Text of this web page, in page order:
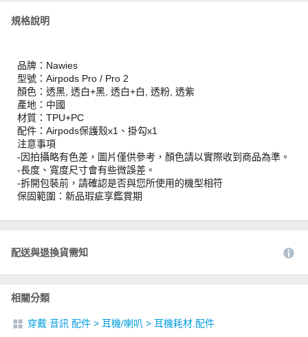
規格說明
品牌：Nawies
型號：Airpods Pro / Pro 2
顏色：透黑, 透白+黑, 透白+白, 透粉, 透紫
產地：中國
材質：TPU+PC
配件：Airpods保護殼x1、掛勾x1
注意事項
-因拍攝略有色差，圖片僅供參考，顏色請以實際收到商品為準。
-長度、寬度尺寸會有些微誤差。
-拆開包裝前，請確認是否與您所使用的機型相符
保固範圍：新品瑕疵享鑑賞期
配送與退換貨需知
相關分類
穿戴 音訊 配件 > 耳機/喇叭 > 耳機耗材.配件